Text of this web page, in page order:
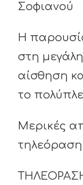
Σοφιανού
Η
στη
αίσθηση
το
Μερικές
τηλεόραση